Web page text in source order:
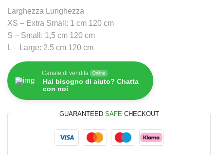
Larghezza Lunghezza
XS – Extra Small: 1 cm 120 cm
S – Small: 1,5 cm 120 cm
L – Large: 2,5 cm 120 cm
Canale di vendita Online
Hai bisogno di aiuto? Chatta
con noi
GUARANTEED SAFE CHECKOUT